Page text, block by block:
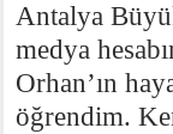
Antalya
medya
Orhan’ın
öğrendim.